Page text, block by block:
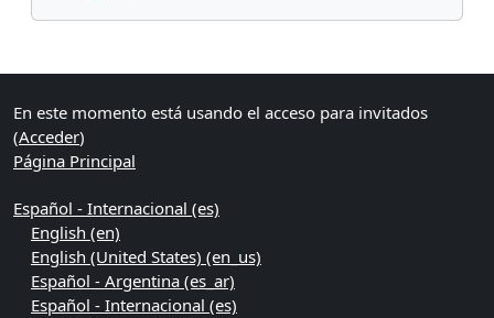
Bloques suplementarios
En este momento está usando el acceso para invitados
(Acceder)
Página Principal
Español - Internacional ‎(es)‎
English ‎(en)‎
English (United States) ‎(en_us)‎
Español - Argentina ‎(es_ar)‎
Español - Internacional ‎(es)‎